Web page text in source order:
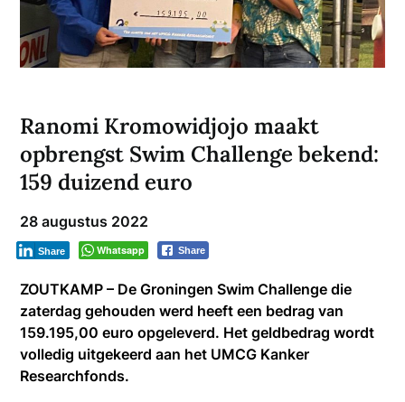
Ranomi Kromowidjojo maakt
opbrengst Swim Challenge bekend:
159 duizend euro
28 augustus 2022
Whatsapp Share
Share
ZOUTKAMP – De Groningen Swim Challenge die
zaterdag gehouden werd heeft een bedrag van
159.195,00 euro opgeleverd. Het geldbedrag wordt
volledig uitgekeerd aan het UMCG Kanker
Researchfonds.